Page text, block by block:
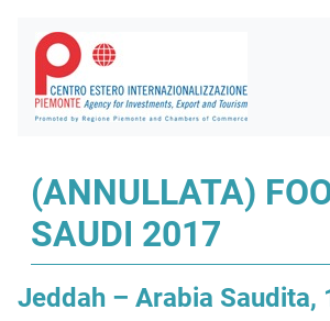
(ANNULLATA)
SAUDI 2017
Jeddah – Arabia Saudita,